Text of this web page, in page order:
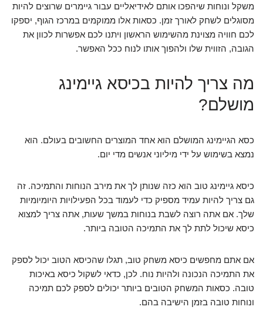
משקל ונוחות שיהפכו אותם לאידיאליים עבור גיימרים שרוצים להיות
מסוגלים לשחק לאורך זמן. כסאות אלו ממוקמים במרכז הגוף, יספקו
לכם חוויה מצוינת מהשימוש הראשון ויתנו לכם אפשרות לכוון את
הגובה, הזווית שלו ולהפוך אותו לנוח ככל האפשר.
מה צריך להיות בכיסא גיימינג
מושלם?
כסא הגיימינג המושלם הוא אחד המוצרים החשובים בעולם. הוא
נמצא בשימוש על ידי מיליוני אנשים מדי יום.
כיסא גיימינג טוב הוא כזה שנותן לך את מירב הנוחות והתמיכה. זה
גם צריך להיות עמיד מספיק כדי לעמוד בכל הפעילויות היומיומיות
שלך. אם אתה רוצה לשבת בנוחות במשך שעות, אתה צריך למצוא
כיסא שיכול לתת לך את התמיכה הטובה ביותר.
אם אתם מחפשים כיסא משחק טוב, תגלו שהכיסא הטוב יכול לספק
את התמיכה הנכונה ולהיות נוח. לכן, כדאי לשקול כיסא באיכות
טובה. כסאות המשחק הטובים ביותר יכולים לספק לכם תמיכה
ונוחות טובה בזמן הישיבה בהם.